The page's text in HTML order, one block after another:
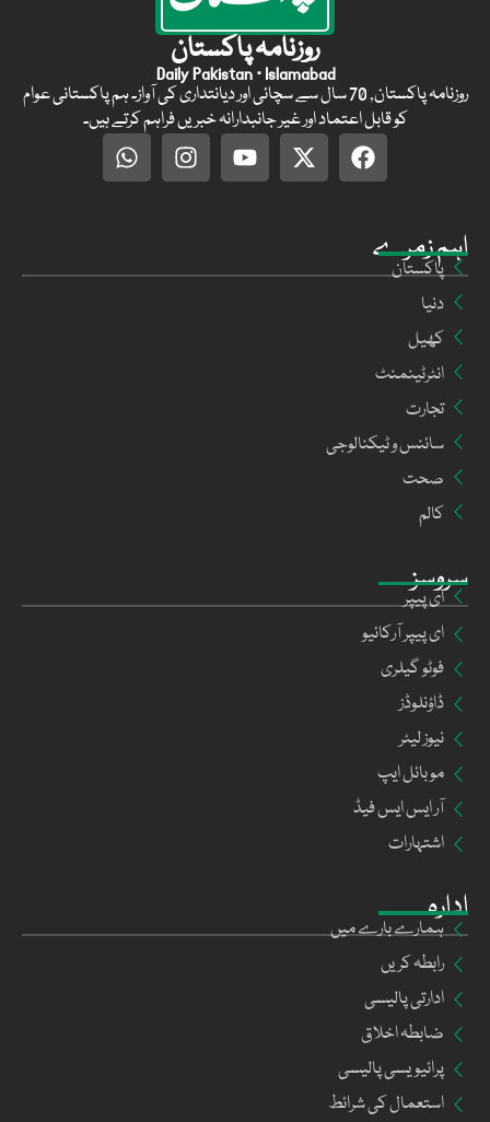
ادارہ
ہمارے بارے میں
رابطہ کریں
ادارتی پالیسی
ضابطہ اخلاق
پرائیویسی پالیسی
استعمال کی شرائط
سروسز
ای پیپر
ای پیپر آرکائیو
فوٹو گیلری
ڈاؤنلوڈز
نیوز لیٹر
موبائل ایپ
آر ایس ایس فیڈ
اشتہارات
اہم زمرے
پاکستان
دنیا
کھیل
انٹرٹینمنٹ
تجارت
سائنس و ٹیکنالوجی
صحت
کالم
روزنامہ پاکستان
Daily Pakistan · Islamabad
روزنامہ پاکستان, 70 سال سے سچائی اور دیانتداری کی آواز۔ ہم پاکستانی عوام
کو قابل اعتماد اور غیر جانبدارانہ خبریں فراہم کرتے ہیں۔